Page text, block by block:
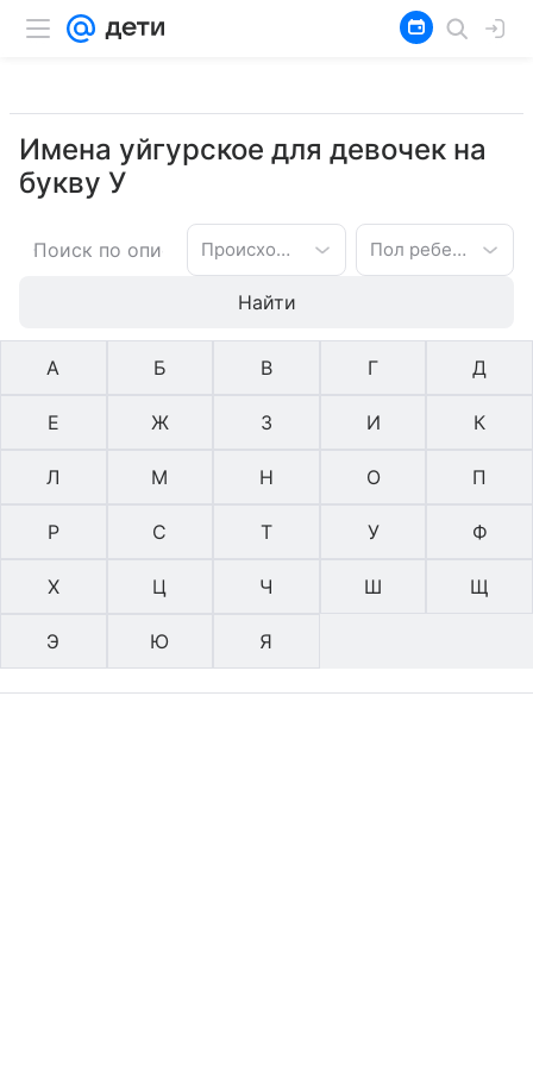
Имена уйгурское для девочек на
букву У
Происхождение имени Пол ребенка
Найти
А Б В Г Д
Е Ж З И К
Л М Н О П
Р С Т У Ф
Х Ц Ч Ш Щ
Э Ю Я